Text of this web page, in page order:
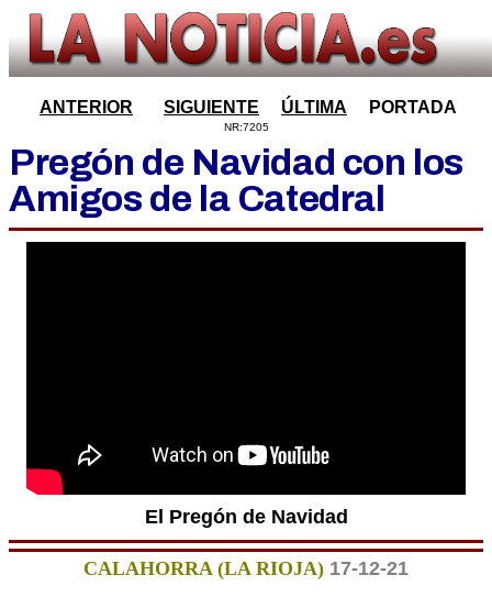
ANTERIOR SIGUIENTE ÚLTIMA PORTADA
NR:7205
Pregón de Navidad con los
Amigos de la Catedral
El Pregón de Navidad
CALAHORRA (LA RIOJA) 17-12-21